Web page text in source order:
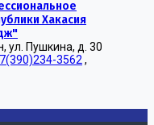
Хакасия
ул. Пушкина, д. 30
3562 ,